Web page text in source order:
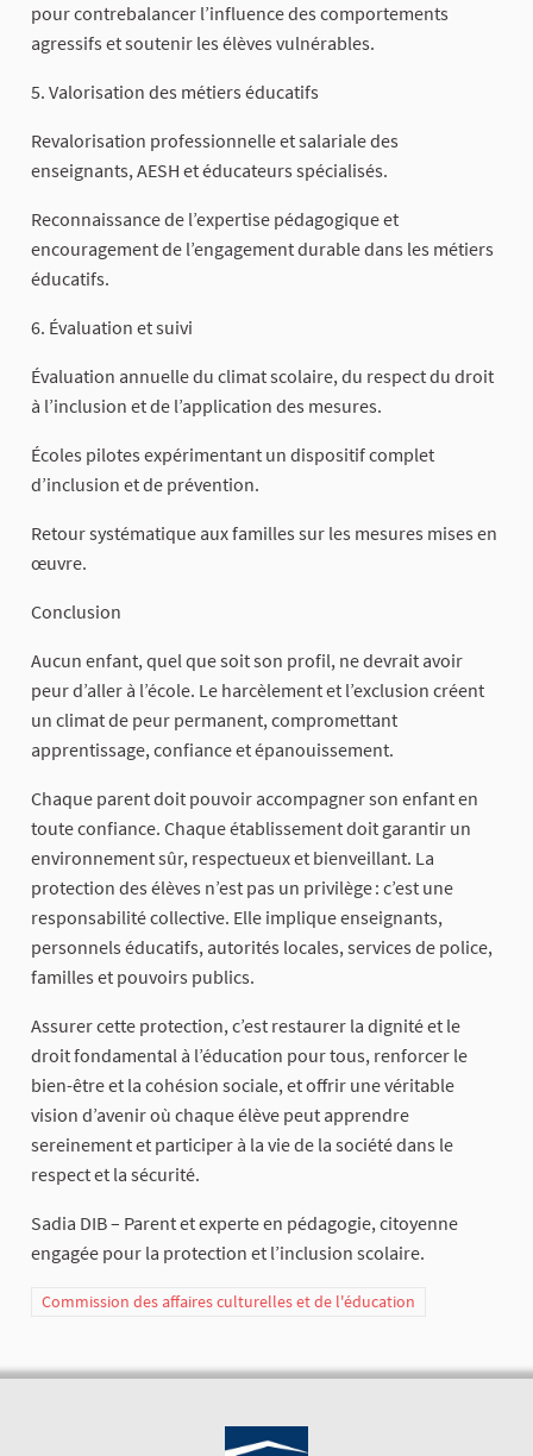
pour contrebalancer l’influence des comportements
agressifs et soutenir les élèves vulnérables.
5. Valorisation des métiers éducatifs
Revalorisation professionnelle et salariale des
enseignants, AESH et éducateurs spécialisés.
Reconnaissance de l’expertise pédagogique et
encouragement de l’engagement durable dans les métiers
éducatifs.
6. Évaluation et suivi
Évaluation annuelle du climat scolaire, du respect du droit
à l’inclusion et de l’application des mesures.
Écoles pilotes expérimentant un dispositif complet
d’inclusion et de prévention.
Retour systématique aux familles sur les mesures mises en
œuvre.
Conclusion
Aucun enfant, quel que soit son profil, ne devrait avoir
peur d’aller à l’école. Le harcèlement et l’exclusion créent
un climat de peur permanent, compromettant
apprentissage, confiance et épanouissement.
Chaque parent doit pouvoir accompagner son enfant en
toute confiance. Chaque établissement doit garantir un
environnement sûr, respectueux et bienveillant. La
protection des élèves n’est pas un privilège : c’est une
responsabilité collective. Elle implique enseignants,
personnels éducatifs, autorités locales, services de police,
familles et pouvoirs publics.
Assurer cette protection, c’est restaurer la dignité et le
droit fondamental à l’éducation pour tous, renforcer le
bien-être et la cohésion sociale, et offrir une véritable
vision d’avenir où chaque élève peut apprendre
sereinement et participer à la vie de la société dans le
respect et la sécurité.
Sadia DIB – Parent et experte en pédagogie, citoyenne
engagée pour la protection et l’inclusion scolaire.
Commission des affaires culturelles et de l'éducation